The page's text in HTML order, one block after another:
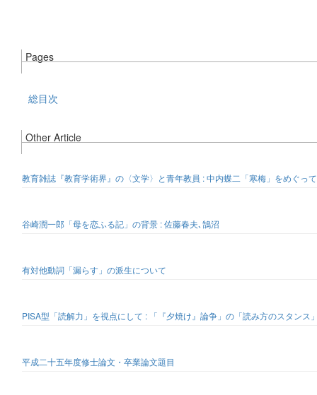
Pages
総目次
Other Article
教育雑誌『教育学術界』の〈文学〉と青年教員 : 中内蝶二「寒梅」をめぐって
谷崎潤一郎「母を恋ふる記」の背景 : 佐藤春夫､鵠沼
有対他動詞「漏らす」の派生について
PISA型「読解力」を視点にして : 「『夕焼け』論争」の「読み方のスタンス
平成二十五年度修士論文・卒業論文題目